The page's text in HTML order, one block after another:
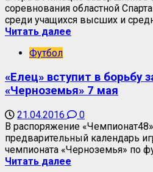
соревнования областной
среди учащихся высших и
Читать далее
Футбол
«Елец» вступит в борьбу
«Черноземья» 7 мая
21.04.2016
0
В распоряжение
предварительный календарь
чемпионата «Черноземья» по
Читать далее